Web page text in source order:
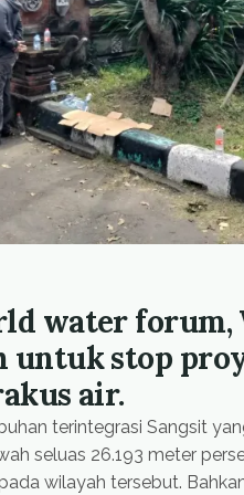
water forum,
untuk stop
air.
terintegrasi Sangsit
seluas 26.193 meter
Bahkan proyek Pusat Kebudayaan Bali di